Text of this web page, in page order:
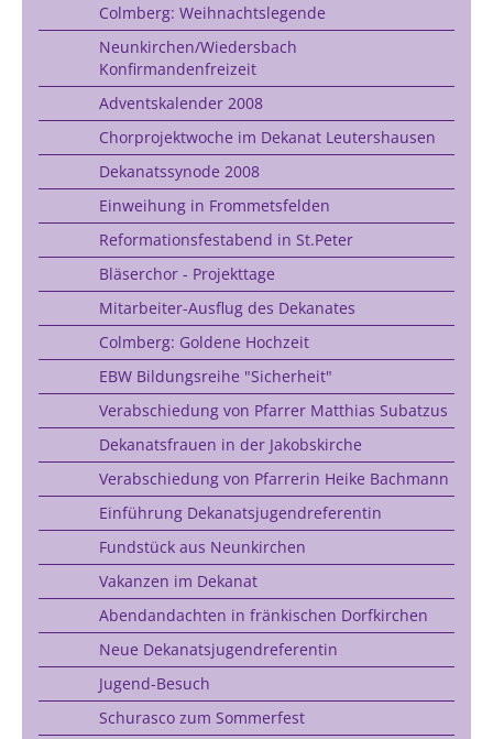
Colmberg: Weihnachtslegende
Neunkirchen/Wiedersbach
Konfirmandenfreizeit
Adventskalender 2008
Chorprojektwoche im Dekanat Leutershausen
Dekanatssynode 2008
Einweihung in Frommetsfelden
Reformationsfestabend in St.Peter
Bläserchor - Projekttage
Mitarbeiter-Ausflug des Dekanates
Colmberg: Goldene Hochzeit
EBW Bildungsreihe "Sicherheit"
Verabschiedung von Pfarrer Matthias Subatzus
Dekanatsfrauen in der Jakobskirche
Verabschiedung von Pfarrerin Heike Bachmann
Einführung Dekanatsjugendreferentin
Fundstück aus Neunkirchen
Vakanzen im Dekanat
Abendandachten in fränkischen Dorfkirchen
Neue Dekanatsjugendreferentin
Jugend-Besuch
Schurasco zum Sommerfest